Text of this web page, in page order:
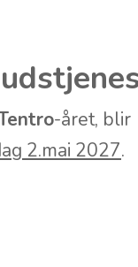
-året, blir
2.mai 2027.